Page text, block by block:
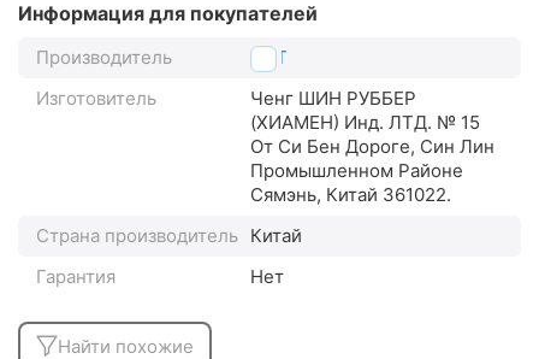
Информация для покупателей
Производитель
CST
Изготовитель
Ченг ШИН РУББЕР
(XИАМЕН) Инд. ЛТД. № 15
От Си Бен Дороге, Син Лин
Промышленном Районе
Сямэнь, Китай 361022.
Страна производитель Китай
Гарантия
Нет
Найти похожие